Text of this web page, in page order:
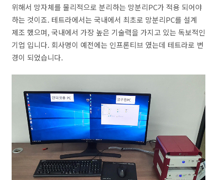
위해서 망자체를 물리적으로 분리하는 망분리PC가 적용 되어야
하는 것이죠. 테트라에서는 국내에서 최초로 망분리PC를 설계
제조 했으며, 국내에서 가장 높은 기술력을 가지고 있는 독보적인
기업 입니다. 회사명이 예전에는 인프론티브 였는데 테트라로 변
경이 되었습니다.